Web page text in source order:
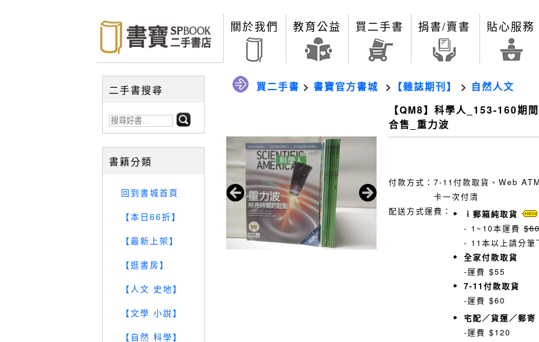
關於我們 教育公益 買二手書 捐書/賣書 貼心服務
二手書搜尋
書籍分類
回到書城首頁
【本日66折】
【最新上架】
【逛書房】
【人文 史地】
【文學 小說】
【自然 科學】
買二手書 > 書寶官方書城 > 【雜誌期刊】 > 自然人文
【QM8】科學人_153-160期
合售_重力波
付款方式： 7-11付款取貨、Web
卡一次付清
配送方式運費：
ｉ郵箱純取貨
- 1~10本運費
- 11本以上請分筆
全家付款取貨
-運費 $55
7-11付款取貨
-運費 $60
宅配／貨運／郵寄
-運費 $120